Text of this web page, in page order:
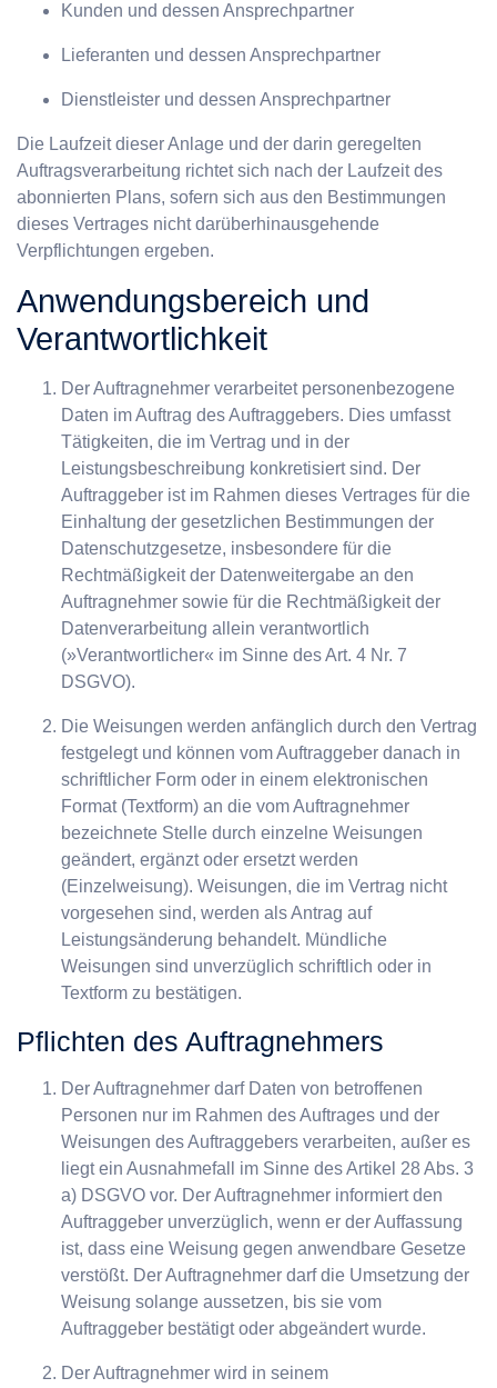
Kunden und dessen Ansprechpartner
Lieferanten und dessen Ansprechpartner
Dienstleister und dessen Ansprechpartner
Die Laufzeit dieser Anlage und der darin geregelten
Auftragsverarbeitung richtet sich nach der Laufzeit des
abonnierten Plans, sofern sich aus den Bestimmungen
dieses Vertrages nicht darüberhinausgehende
Verpflichtungen ergeben.
Anwendungsbereich und
Verantwortlichkeit
Der Auftragnehmer verarbeitet personenbezogene
Daten im Auftrag des Auftraggebers. Dies umfasst
Tätigkeiten, die im Vertrag und in der
Leistungsbeschreibung konkretisiert sind. Der
Auftraggeber ist im Rahmen dieses Vertrages für die
Einhaltung der gesetzlichen Bestimmungen der
Datenschutzgesetze, insbesondere für die
Rechtmäßigkeit der Datenweitergabe an den
Auftragnehmer sowie für die Rechtmäßigkeit der
Datenverarbeitung allein verantwortlich
(»Verantwortlicher« im Sinne des Art. 4 Nr. 7
DSGVO).
Die Weisungen werden anfänglich durch den Vertrag
festgelegt und können vom Auftraggeber danach in
schriftlicher Form oder in einem elektronischen
Format (Textform) an die vom Auftragnehmer
bezeichnete Stelle durch einzelne Weisungen
geändert, ergänzt oder ersetzt werden
(Einzelweisung). Weisungen, die im Vertrag nicht
vorgesehen sind, werden als Antrag auf
Leistungsänderung behandelt. Mündliche
Weisungen sind unverzüglich schriftlich oder in
Textform zu bestätigen.
Pflichten des Auftragnehmers
Der Auftragnehmer darf Daten von betroffenen
Personen nur im Rahmen des Auftrages und der
Weisungen des Auftraggebers verarbeiten, außer es
liegt ein Ausnahmefall im Sinne des Artikel 28 Abs. 3
a) DSGVO vor. Der Auftragnehmer informiert den
Auftraggeber unverzüglich, wenn er der Auffassung
ist, dass eine Weisung gegen anwendbare Gesetze
verstößt. Der Auftragnehmer darf die Umsetzung der
Weisung solange aussetzen, bis sie vom
Auftraggeber bestätigt oder abgeändert wurde.
Der Auftragnehmer wird in seinem